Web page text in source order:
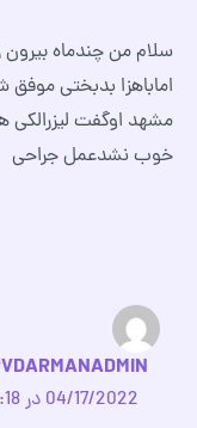
سلام من چندماه بیرون
اماباهزا بدبختی
مشهد اوگفت
خوب نشدعمل جراحی
04/17/2022 در 10:18